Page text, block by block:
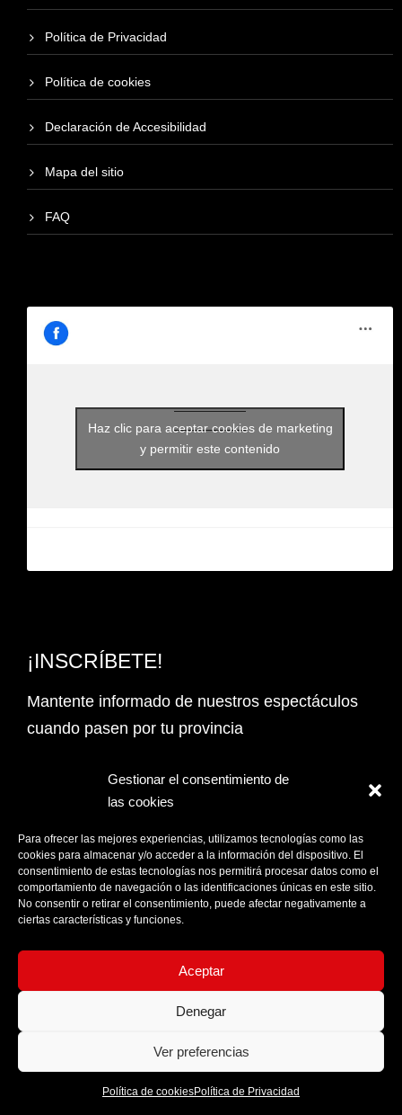
Gestionar el consentimiento de
las cookies
Para ofrecer las mejores experiencias, utilizamos tecnologías como las
cookies para almacenar y/o acceder a la información del dispositivo. El
consentimiento de estas tecnologías nos permitirá procesar datos como el
comportamiento de navegación o las identificaciones únicas en este sitio.
No consentir o retirar el consentimiento, puede afectar negativamente a
ciertas características y funciones.
Aceptar
Denegar
Ver preferencias
Política de cookiesPolítica de Privacidad
Política de Privacidad
Política de cookies
Declaración de Accesibilidad
Mapa del sitio
FAQ
Haz clic para aceptar cookies de marketing
y permitir este contenido
¡INSCRÍBETE!
Mantente informado de nuestros espectáculos
cuando pasen por tu provincia
Email Address*
PROVINCIA
Acepto laPolítica de privacidad